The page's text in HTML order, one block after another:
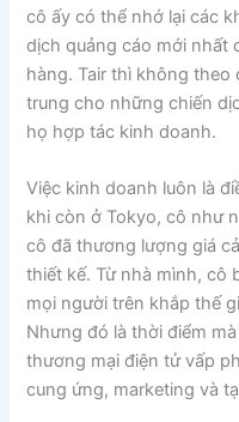
cô ấy có thể nhớ lại các
dịch quảng cáo mới nhất
hàng. Tair thì không theo
trung cho những chiến
họ hợp tác kinh doanh.
Việc kinh doanh luôn là
khi còn ở Tokyo, cô như
cô đã thương lượng giá
thiết kế. Từ nhà mình, cô
mọi người trên khắp thế
Nhưng đó là thời điểm
thương mại điện tử vấp
cung ứng, marketing và